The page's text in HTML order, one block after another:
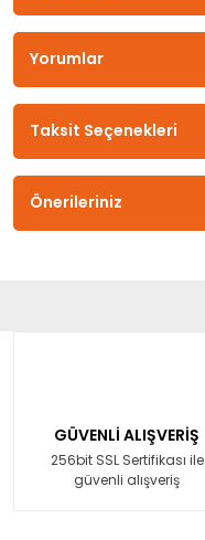
Yorumlar
Taksit Seçenekleri
Önerileriniz
GÜVENLİ ALIŞVERİŞ
256bit SSL Sertifikası ile
güvenli alışveriş